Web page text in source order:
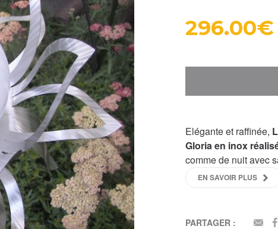
296.00€
Elégante et raffinée,
Gloria en inox
comme de nuit avec
EN SAVOIR PLUS
PARTAGER :